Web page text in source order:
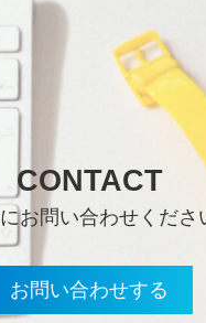
CONTACT
お問い合わせくださ
お問い合わせする